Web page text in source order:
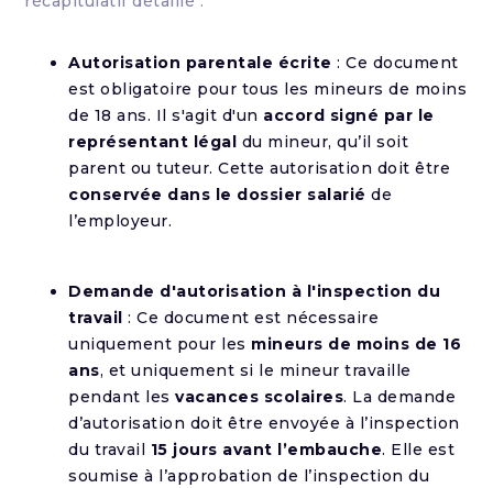
Autorisation parentale écrite : Ce document
est obligatoire pour tous les mineurs de moins
de 18 ans. Il s'agit d'un accord signé par le
représentant légal du mineur, qu’il soit
parent ou tuteur. Cette autorisation doit être
conservée dans le dossier salarié de
l’employeur.
Demande d'autorisation à l'inspection du
travail : Ce document est nécessaire
uniquement pour les mineurs de moins de 16
ans, et uniquement si le mineur travaille
pendant lesvacances scolaires. La demande
d’autorisation doit être envoyée à l’inspection
du travail 15 jours avant l’embauche. Elle est
soumise à l’approbation de l’inspection du